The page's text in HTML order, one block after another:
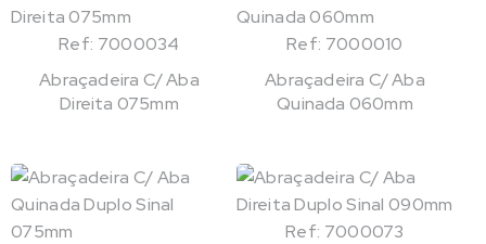
Ref: 7000034
Abraçadeira C/ Aba
Direita 075mm
Ref: 7000010
Abraçadeira C/ Aba
Quinada 060mm
Ref: 7000073